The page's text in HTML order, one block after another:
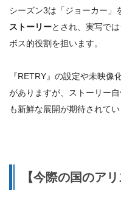
シーズン3は「ジョーカー」
ストーリーとされ、実写で
ボス的役割を担います。
『RETRY』の設定や未映像
がありますが、ストーリー
も新鮮な展開が期待されてい
【今際の国のア